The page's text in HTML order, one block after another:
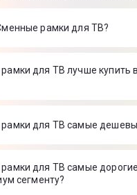
рамки для ТВ?
в категории Сменные
Цитрус
Frame 32" чёрная (VG-
2 399 ₴
для ТВ лучше купить
рамки для ТВ в 2026
Цитрус
Frame 55" модерн
2 399 ₴
для ТВ самые
дешевые Сменные рамки
Frame 32" чёрная
для ТВ самые
сегменту?